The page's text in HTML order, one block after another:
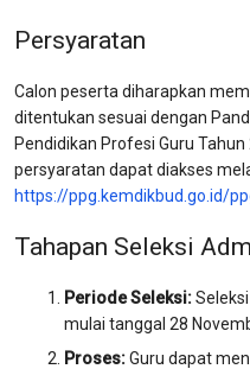
Persyaratan
Calon peserta diharapkan
ditentukan sesuai dengan
Pendidikan Profesi Guru
persyaratan dapat diakses
https://ppg.kemdikbud.go.id/
Tahapan Seleksi
Periode Seleksi:
mulai tanggal 28
Proses:Guru dapat